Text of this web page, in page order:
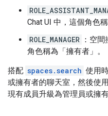
Chat UI 中，這個角色
ROLE_MANAGER
：空
角色稱為「擁有者」 。
搭配 spaces.search 使用
或擁有者的聊天室，然後使用
現有成員升級為管理員或擁有